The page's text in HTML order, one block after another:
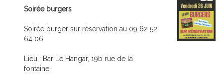
Soirée burgers
Soirée burger sur réservation au 09 62 52
64 06
Lieu : Bar Le Hangar, 19b rue de la
fontaine